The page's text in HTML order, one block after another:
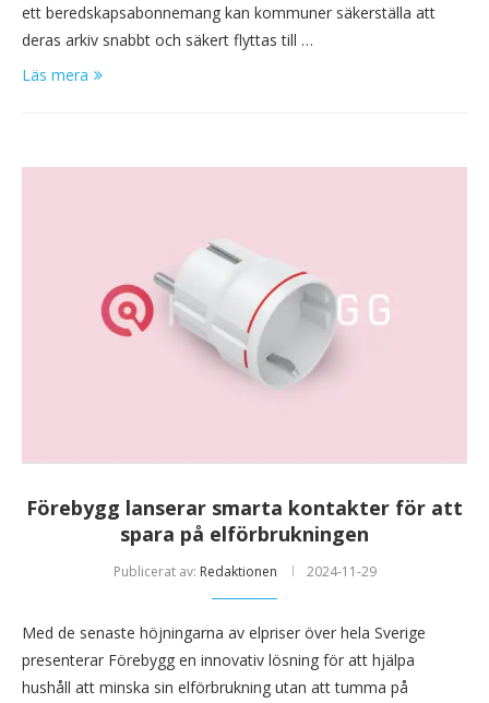
ett beredskapsabonnemang kan kommuner säkerställa att
deras arkiv snabbt och säkert flyttas till …
Läs mera
Förebygg lanserar smarta kontakter för att
spara på elförbrukningen
Publicerat av: Redaktionen 2024-11-29
Med de senaste höjningarna av elpriser över hela Sverige
presenterar Förebygg en innovativ lösning för att hjälpa
hushåll att minska sin elförbrukning utan att tumma på